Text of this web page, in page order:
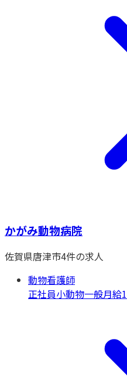
かがみ動物病院
佐賀県唐津市4件の求人
動物看護師
正社員小動物一般月給